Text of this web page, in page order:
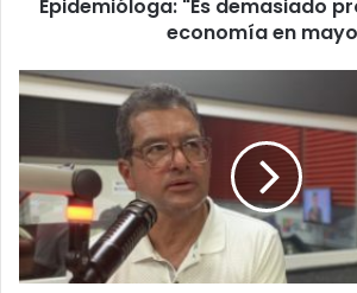
Epidemióloga: "Es demasiado
economía en
Pierluisi
detalla
enfocadas
educación